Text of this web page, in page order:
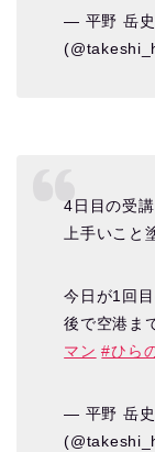
— 平野 岳史
4日目の受
上手いこと
今日が1回
後で空港ま
マン #ひら
— 平野 岳史